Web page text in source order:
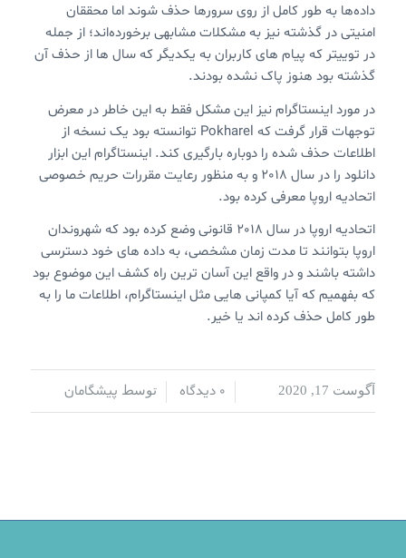
داده‌ها به طور کامل از روی سرورها حذف شوند اما محققان
امنیتی در گذشته نیز به مشکلات مشابهی برخورده‌اند؛ از جمله
در توییتر که پیام های کاربران به یکدیگر که سال ها از حذف آن
گذشته بود هنوز پاک نشده بودند.
در مورد اینستاگرام نیز این مشکل فقط به این خاطر در معرض
توجهات قرار گرفت که Pokharel توانسته بود یک نسخه از
اطلاعات حذف شده را دوباره بارگیری کند. اینستاگرام این ابزار
دانلود را در سال 2018 و به منظور رعایت مقررات حریم خصوصی
اتحادیه اروپا معرفی کرده بود.
اتحادیه اروپا در سال 2018 قانونی وضع کرده بود که شهروندان
اروپا بتوانند تا مدت زمان مشخصی، به داده های خود دسترسی
داشته باشند و در واقع این آسان ترین راه کشف این موضوع بود
که بفهمیم که آیا کمپانی هایی مثل اینستاگرام، اطلاعات ما را به
طور کامل حذف کرده اند یا خیر.
آگوست 17, 2020 / 0 دیدگاه/ توسط پیشگامان